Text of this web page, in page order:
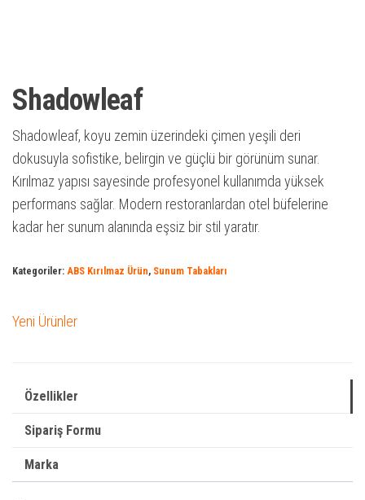
Shadowleaf
Shadowleaf, koyu zemin üzerindeki çimen yeşili deri
dokusuyla sofistike, belirgin ve güçlü bir görünüm sunar.
Kırılmaz yapısı sayesinde profesyonel kullanımda yüksek
performans sağlar. Modern restoranlardan otel büfelerine
kadar her sunum alanında eşsiz bir stil yaratır.
Kategoriler: ABS Kırılmaz Ürün, Sunum Tabakları
Yeni Ürünler
Özellikler
Sipariş Formu
Marka